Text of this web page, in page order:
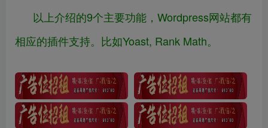
以上介绍的9个主要功能，Wordpress网站都有
相应的插件支持。比如Yoast, Rank Math。